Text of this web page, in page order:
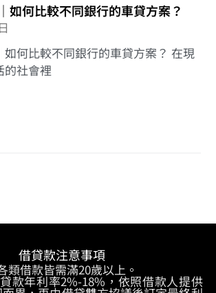
如何比較不同銀行的車貸方案？
如何比較不同銀行的車貸方案？ 在現
的社會裡
借貸款注意事項
類借款皆需滿20歲以上。
款年利率2%-18%，依照借款人提供